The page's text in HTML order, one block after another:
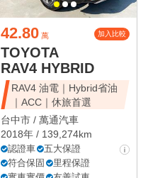
42.80 萬 加入比較
TOYOTA
RAV4 HYBRID
RAV4 油電｜Hybrid省油
｜ACC｜休旅首選
台中市 / 萬通汽車
2018年 / 139,274km
認證車
五大保證
符合保固
里程保證